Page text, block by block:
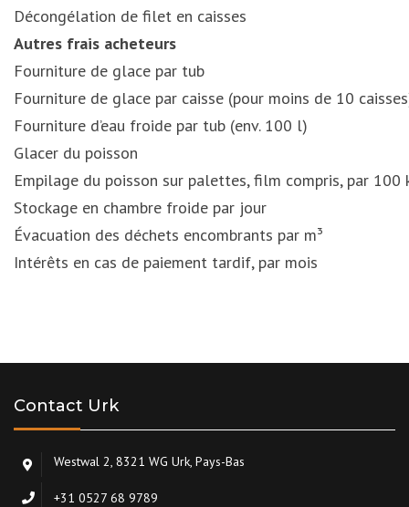
Décongélation de filet en caisses
Autres frais acheteurs
Fourniture de glace par tub
Fourniture de glace par caisse (pour moins de 10
Fourniture d’eau froide par tub (env. 100 l)
Glacer du poisson
Empilage du poisson sur palettes, film compris, par 100
Stockage en chambre froide par jour
Évacuation des déchets encombrants par m³
Intérêts en cas de paiement tardif, par mois
Contact Urk
Westwal 2, 8321 WG Urk, Pays-Bas
+31 0527 68 9789